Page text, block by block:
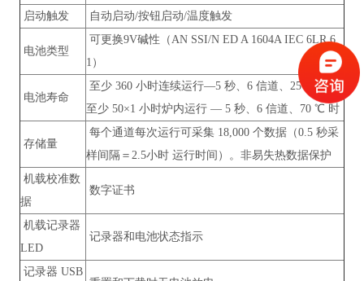
启动触发
自动启动/按钮启动/温度触发
电池类型
可更换9V碱性（AN SSI/N ED A 1604A IEC 6LR 6
1）
电池寿命
至少 360 小时连续运行—5 秒、6 信道、25 ℃ 时；
至少 50×1 小时炉内运行 — 5 秒、6 信道、70 ℃ 时
存储量
每个通道每次运行可采集 18,000 个数据（0.5 秒采
样间隔＝2.5小时 运行时间）。非易失热数据保护
机载校准数
据
数字证书
机载记录器
LED
记录器和电池状态指示
记录器 USB